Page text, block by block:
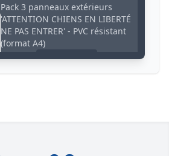
Pack 3 panneaux extérieurs
'ATTENTION CHIENS EN LIBERTÉ
NE PAS ENTRER' - PVC résistant
(format A4)